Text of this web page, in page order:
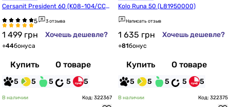
Cersanit President 60 (K08-104/CCW
S1000448212)
3 отзыва
1 499 грн Хочешь дешевле?
+44бонуса
Купить О товаре
5 5 5 5 5
Kolo Runa 50 (L81950000)
Написать отзыв
1 635 грн Хочешь дешевле?
+81бонус
Купить О товаре
5 5 5 5 5
В наличии Код: 322367 В наличии Код: 322375